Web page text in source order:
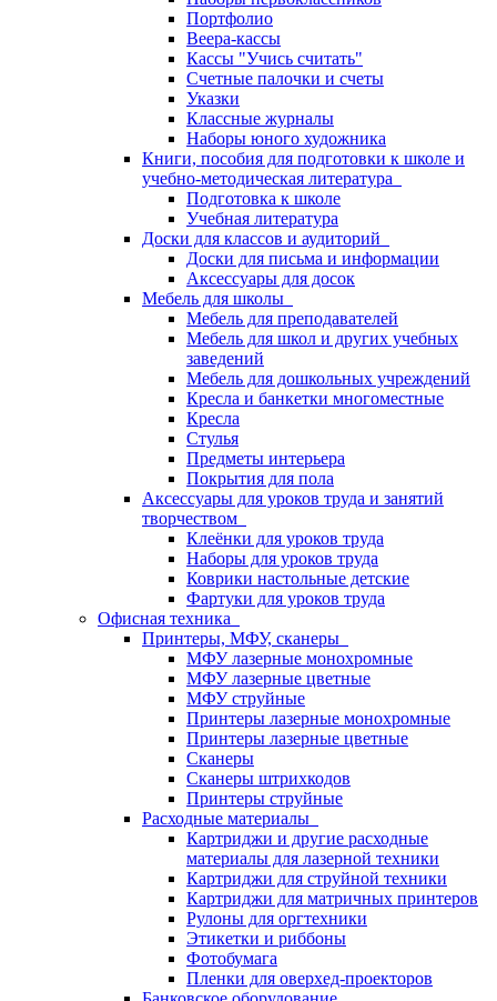
Портфолио
Веера-кассы
Кассы "Учись считать"
Счетные палочки и счеты
Указки
Классные журналы
Наборы юного художника
Книги, пособия для подготовки к школе и
учебно-методическая литература
Подготовка к школе
Учебная литература
Доски для классов и аудиторий
Доски для письма и информации
Аксессуары для досок
Мебель для школы
Мебель для преподавателей
Мебель для школ и других учебных
заведений
Мебель для дошкольных учреждений
Кресла и банкетки многоместные
Кресла
Стулья
Предметы интерьера
Покрытия для пола
Аксессуары для уроков труда и занятий
творчеством
Клеёнки для уроков труда
Наборы для уроков труда
Коврики настольные детские
Фартуки для уроков труда
Офисная техника
Принтеры, МФУ, сканеры
МФУ лазерные монохромные
МФУ лазерные цветные
МФУ струйные
Принтеры лазерные монохромные
Принтеры лазерные цветные
Сканеры
Сканеры штрихкодов
Принтеры струйные
Расходные материалы
Картриджи и другие расходные
материалы для лазерной техники
Картриджи для струйной техники
Картриджи для матричных принтеров
Рулоны для оргтехники
Этикетки и риббоны
Фотобумага
Пленки для оверхед-проекторов